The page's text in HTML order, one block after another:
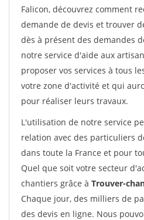
Falicon, découvrez comment
demande de devis et trouver
dès à présent des demandes
notre service d'aide aux
proposer vos services à tous
votre zone d'activité et qui
pour réaliser leurs travaux.
L'utilisation de notre service
relation avec des particuliers
dans toute la France et pour
Quel que soit votre secteur
chantiers grâce à Trouver-
Chaque jour, des milliers de
des devis en ligne. Nous